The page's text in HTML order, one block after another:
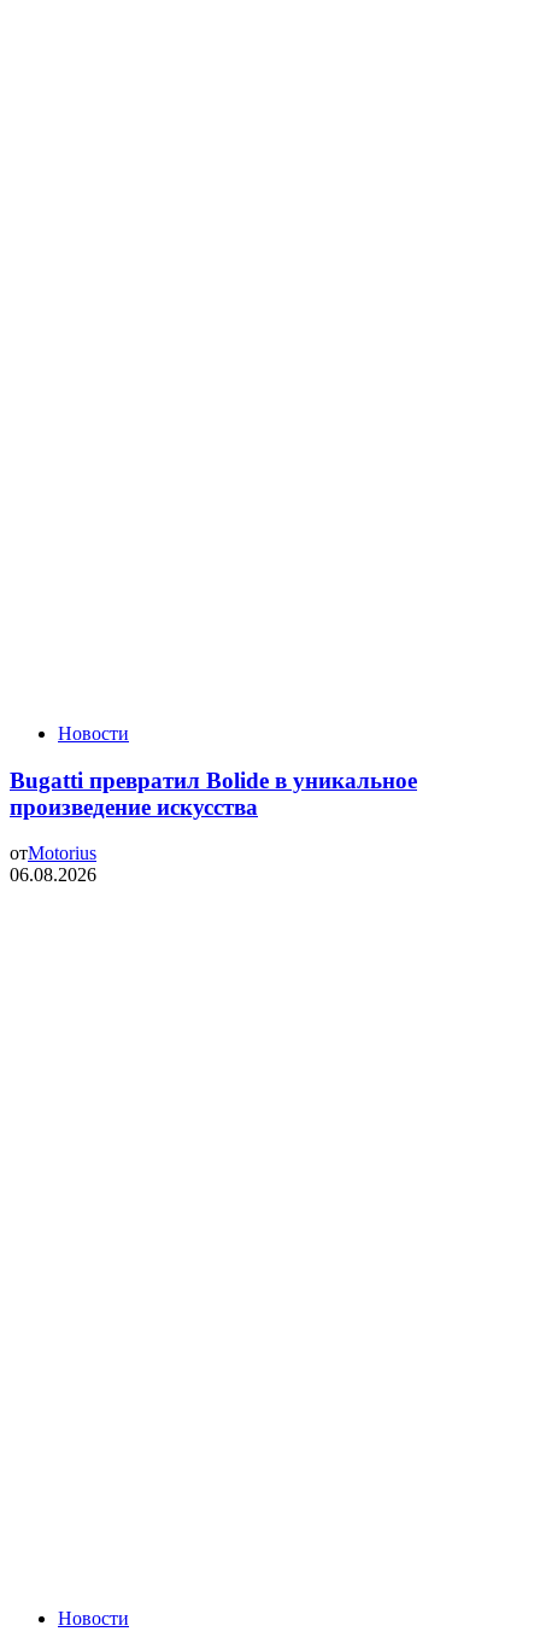
Новости
Bugatti превратил Bolide в уникальное
произведение искусства
отMotorius
06.08.2026
Новости